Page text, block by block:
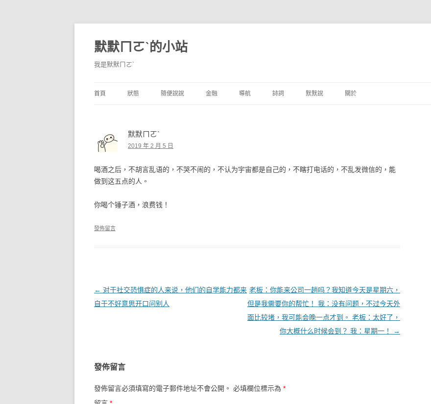
默默ㄇㄛˋ的小站
我是默默ㄇㄛˋ
首頁 狀態
獨白
隨便說說 金融
境外銀行
導航 詩詞 默默說 關於
默默ㄇㄛˋ
2019 年 2 月 5 日
喝酒之后，不胡言乱语的，不哭不闹的，不认为宇宙都是自己的，不瞎打电话的，不乱发微信的，能
做到这五点的人。
你喝个锤子酒，浪费钱！
發佈留言
文章導覽
← 对于社交恐惧症的人来说，他们的自学能力都来
自于不好意思开口问别人
老板：你能来公司一趟吗？我知道今天是星期六，
但是我需要你的帮忙！ 我：没有问题，不过今天外
面比较堵，我可能会晚一点才到。 老板：太好了，
你大概什么时候会到？ 我：星期一！
→
發佈留言
發佈留言必須填寫的電子郵件地址不會公開。 必填欄位標示為 *